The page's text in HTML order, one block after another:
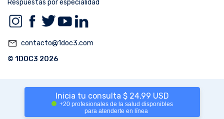
Inicia tu consulta $ 24,99 USD
+20 profesionales de la salud disponibles
para atenderte en línea
Respuestas por especialidad
mail_outline contacto@1doc3.com
© 1DOC3 2026